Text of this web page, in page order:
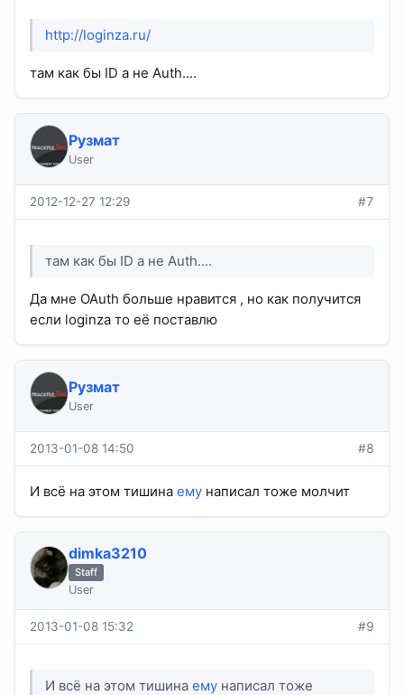
http://loginza.ru/
там как бы ID а не Auth....
Рузмат
User
2012-12-27 12:29 #7
там как бы ID а не Auth....
Да мне OAuth больше нравится , но как получится
если loginza то её поставлю
Рузмат
User
2013-01-08 14:50 #8
И всё на этом тишина ему написал тоже молчит
dimka3210
Staff
User
2013-01-08 15:32 #9
И всё на этом тишинаему написал тоже